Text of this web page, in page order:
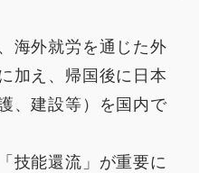
海外就労を通じた外
加え、帰国後に日本
、建設等）を国内で
技能還流」が重要に